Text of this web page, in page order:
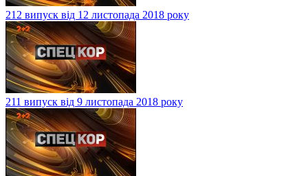
212 випуск від 12 листопада 2018 року
211 випуск від 9 листопада 2018 року